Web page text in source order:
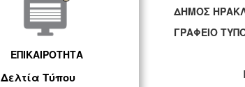
ΕΠΙΚΑΙΡΟΤΗΤΑ
Δελτία Τύπου
ΔΗΜΟΣ
ΓΡΑΦΕΙΟ